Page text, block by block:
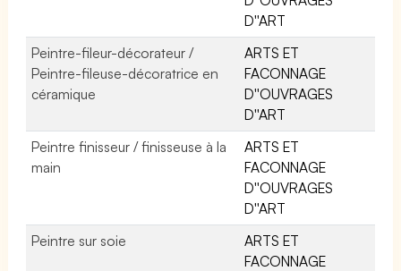
D''ART
Peintre-fileur-décorateur /
Peintre-fileuse-décoratrice en
céramique
ARTS ET
FACONNAGE
D''OUVRAGES
D''ART
Peintre finisseur / finisseuse à la
main
ARTS ET
FACONNAGE
D''OUVRAGES
D''ART
Peintre sur soie
ARTS ET
FACONNAGE